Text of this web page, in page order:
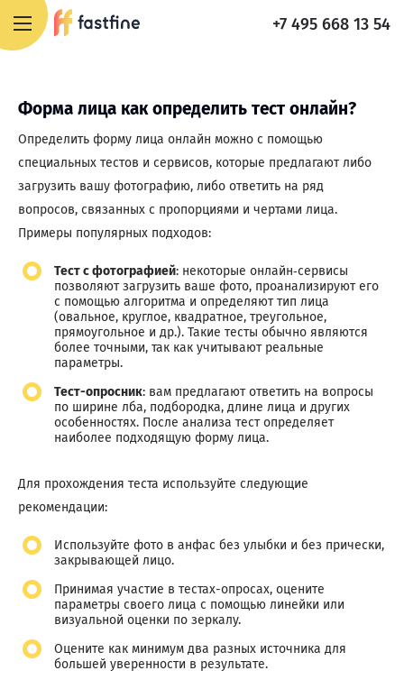
+7 495 668 13 54
Форма лица как определить тест онлайн?
Определить форму лица онлайн можно с помощью
специальных тестов и сервисов, которые предлагают либо
загрузить вашу фотографию, либо ответить на ряд
вопросов, связанных с пропорциями и чертами лица.
Примеры популярных подходов:
Тест с фотографией: некоторые онлайн‑сервисы
позволяют загрузить ваше фото, проанализируют его
с помощью алгоритма и определяют тип лица
(овальное, круглое, квадратное, треугольное,
прямоугольное и др.). Такие тесты обычно являются
более точными, так как учитывают реальные
параметры.
Тест-опросник: вам предлагают ответить на вопросы
по ширине лба, подбородка, длине лица и других
особенностях. После анализа тест определяет
наиболее подходящую форму лица.
Для прохождения теста используйте следующие
рекомендации:
Используйте фото в анфас без улыбки и без прически,
закрывающей лицо.
Принимая участие в тестах-опросах, оцените
параметры своего лица с помощью линейки или
визуальной оценки по зеркалу.
Оцените как минимум два разных источника для
большей уверенности в результате.